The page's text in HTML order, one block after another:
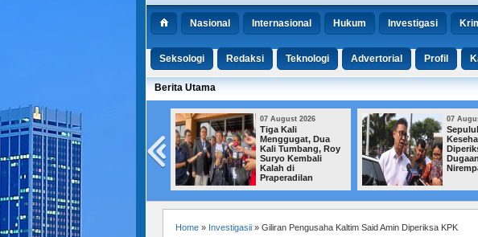
Nasional Internasional Hukum Investigasi
Seksologi Redaksi Teknologi Advertorial Profil
Berita Utama
Tiga Warganya
Ditangkap di Soetta,
Polisi Malaysia Akui
Negaranya Jadi
Jalur Transit
Narkoba
07 August 2026
Tiga Kali
Menggugat, Dua
Kali Tumbang, Roy
Suryo Kembali
Kalah di
Praperadilan
07
Home » Investigasii » Giliran Pengusaha Kaltim Said Amin Diperiksa KPK